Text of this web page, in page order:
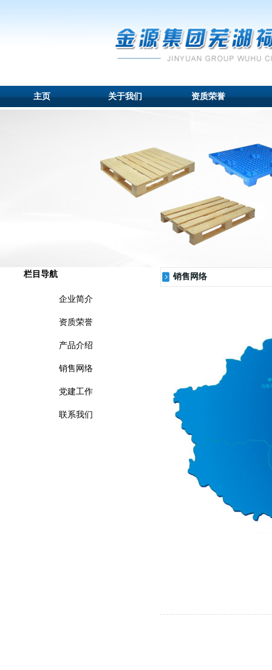
主页 关于我们 资质荣誉
栏目导航
企业简介
资质荣誉
产品介绍
销售网络
党建工作
联系我们
销售网络